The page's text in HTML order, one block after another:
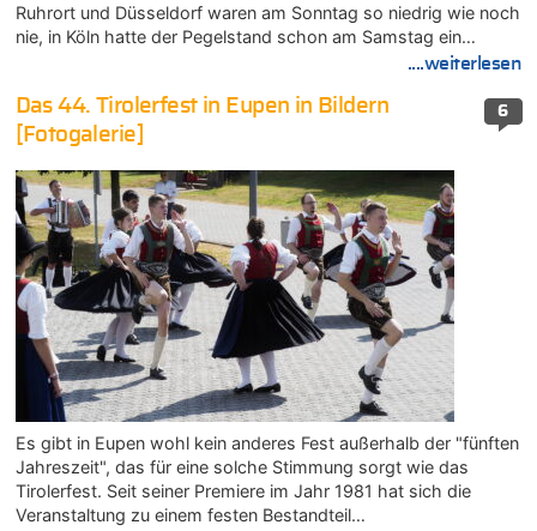
Ruhrort und Düsseldorf waren am Sonntag so niedrig wie noch
nie, in Köln hatte der Pegelstand schon am Samstag ein…
....weiterlesen
6
Das 44. Tirolerfest in Eupen in Bildern
[Fotogalerie]
Es gibt in Eupen wohl kein anderes Fest außerhalb der "fünften
Jahreszeit", das für eine solche Stimmung sorgt wie das
Tirolerfest. Seit seiner Premiere im Jahr 1981 hat sich die
Veranstaltung zu einem festen Bestandteil…